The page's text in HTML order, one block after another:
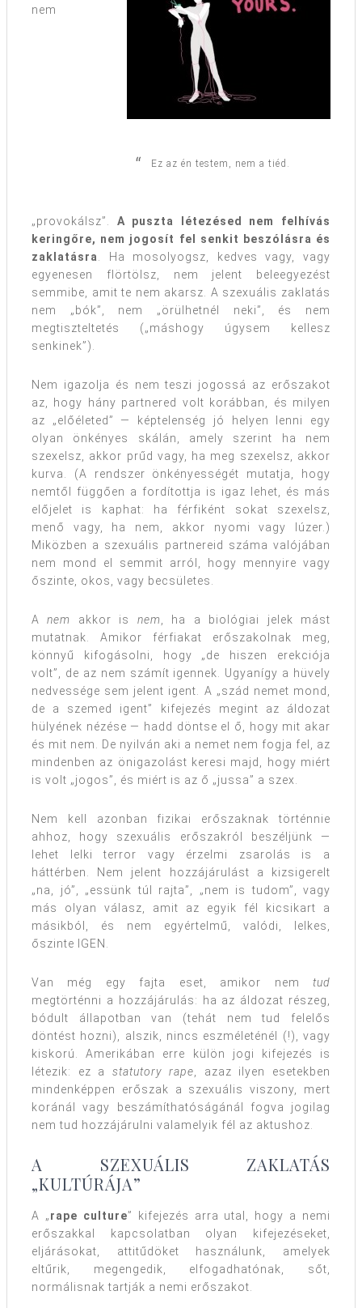
Ez az én testem, nem a tiéd.
nem
„provokálsz”. A puszta létezésed nem felhívás
keringőre, nem jogosít fel senkit beszólásra és
zaklatásra. Ha mosolyogsz, kedves vagy, vagy
egyenesen flörtölsz, nem jelent beleegyezést
semmibe, amit te nem akarsz. A szexuális zaklatás
nem „bók”, nem „örülhetnél neki”, és nem
megtiszteltetés („máshogy úgysem kellesz
senkinek”).
Nem igazolja és nem teszi jogossá az erőszakot
az, hogy hány partnered volt korábban, és milyen
az „előéleted” — képtelenség jó helyen lenni egy
olyan önkényes skálán, amely szerint ha nem
szexelsz, akkor prűd vagy, ha meg szexelsz, akkor
kurva. (A rendszer önkényességét mutatja, hogy
nemtől függően a fordítottja is igaz lehet, és más
előjelet is kaphat: ha férfiként sokat szexelsz,
menő vagy, ha nem, akkor nyomi vagy lúzer.)
Miközben a szexuális partnereid száma valójában
nem mond el semmit arról, hogy mennyire vagy
őszinte, okos, vagy becsületes.
Anem akkor is nem, ha a biológiai jelek mást
mutatnak. Amikor férfiakat erőszakolnak meg,
könnyű kifogásolni, hogy „de hiszen erekciója
volt”, de az nem számít igennek. Ugyanígy a hüvely
nedvessége sem jelent igent. A „szád nemet mond,
de a szemed igent” kifejezés megint az áldozat
hülyének nézése — hadd döntse el ő, hogy mit akar
és mit nem. De nyilván aki a nemet nem fogja fel, az
mindenben az önigazolást keresi majd, hogy miért
is volt „jogos”, és miért is az ő „jussa” a szex.
Nem kell azonban fizikai erőszaknak történnie
ahhoz, hogy szexuális erőszakról beszéljünk —
lehet lelki terror vagy érzelmi zsarolás is a
háttérben. Nem jelent hozzájárulást a kizsigerelt
„na, jó”, „essünk túl rajta”, „nem is tudom”, vagy
más olyan válasz, amit az egyik fél kicsikart a
másikból, és nem egyértelmű, valódi, lelkes,
őszinte IGEN.
Van még egy fajta eset, amikor nem tud
megtörténni a hozzájárulás: ha az áldozat részeg,
bódult állapotban van (tehát nem tud felelős
döntést hozni), alszik, nincs eszméleténél (!), vagy
kiskorú. Amerikában erre külön jogi kifejezés is
létezik: ez astatutory rape, azaz ilyen esetekben
mindenképpen erőszak a szexuális viszony, mert
koránál vagy beszámíthatóságánál fogva jogilag
nem tud hozzájárulni valamelyik fél az aktushoz.
A SZEXUÁLIS ZAKLATÁS
„KULTÚRÁJA”
A „rape culture” kifejezés arra utal, hogy a nemi
erőszakkal kapcsolatban olyan kifejezéseket,
eljárásokat, attitűdöket használunk, amelyek
eltűrik, megengedik, elfogadhatónak, sőt,
normálisnak tartják a nemi erőszakot.